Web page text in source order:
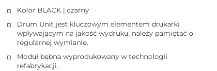
Kolor BLACK | czarny
Drum Unit jest kluczowym elementem drukarki
wpływającym na jakość wydruku, należy pamiętać o
regularnej wymianie.
Moduł bębna wyprodukowany w technologii
refabrykacji.